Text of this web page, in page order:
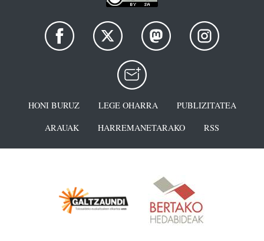
HONI BURUZ LEGE OHARRA
PUBLIZITATEA
ARAUAK
HARREMANETARAKO RSS